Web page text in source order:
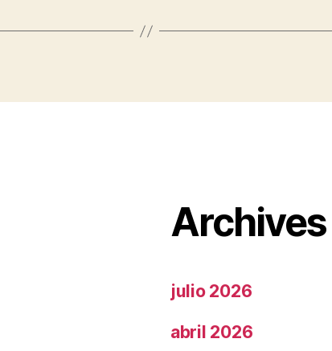
Archives
julio 2026
abril 2026